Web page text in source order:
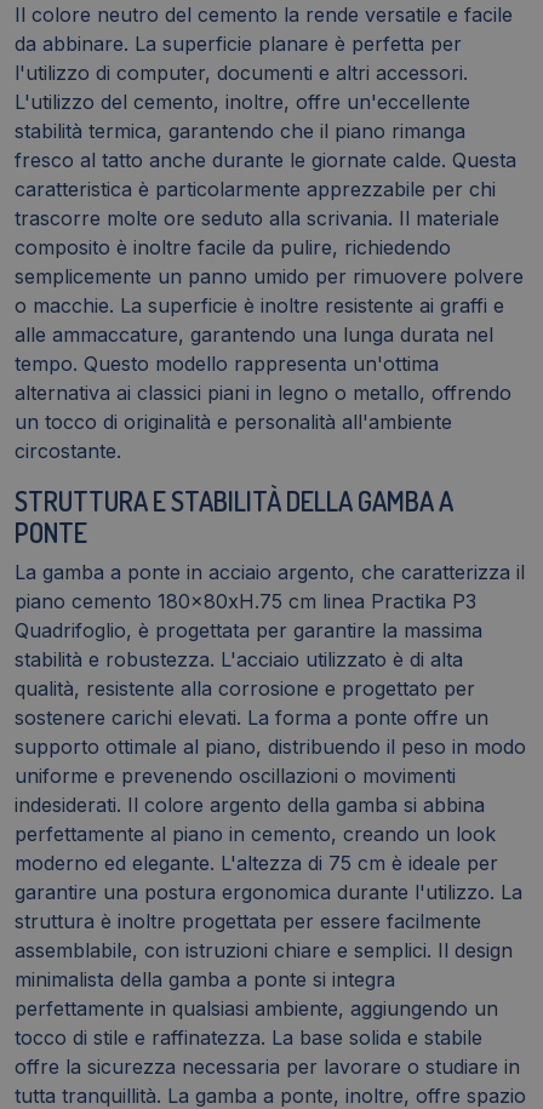
Il colore neutro del cemento la rende versatile e facile
da abbinare. La superficie planare è perfetta per
l'utilizzo di computer, documenti e altri accessori.
L'utilizzo del cemento, inoltre, offre un'eccellente
stabilità termica, garantendo che il piano rimanga
fresco al tatto anche durante le giornate calde. Questa
caratteristica è particolarmente apprezzabile per chi
trascorre molte ore seduto alla scrivania. Il materiale
composito è inoltre facile da pulire, richiedendo
semplicemente un panno umido per rimuovere polvere
o macchie. La superficie è inoltre resistente ai graffi e
alle ammaccature, garantendo una lunga durata nel
tempo. Questo modello rappresenta un'ottima
alternativa ai classici piani in legno o metallo, offrendo
un tocco di originalità e personalità all'ambiente
circostante.
STRUTTURA E STABILITÀ DELLA GAMBA A
PONTE
La gamba a ponte in acciaio argento, che caratterizza il
piano cemento 180x80xH.75 cm linea Practika P3
Quadrifoglio, è progettata per garantire la massima
stabilità e robustezza. L'acciaio utilizzato è di alta
qualità, resistente alla corrosione e progettato per
sostenere carichi elevati. La forma a ponte offre un
supporto ottimale al piano, distribuendo il peso in modo
uniforme e prevenendo oscillazioni o movimenti
indesiderati. Il colore argento della gamba si abbina
perfettamente al piano in cemento, creando un look
moderno ed elegante. L'altezza di 75 cm è ideale per
garantire una postura ergonomica durante l'utilizzo. La
struttura è inoltre progettata per essere facilmente
assemblabile, con istruzioni chiare e semplici. Il design
minimalista della gamba a ponte si integra
perfettamente in qualsiasi ambiente, aggiungendo un
tocco di stile e raffinatezza. La base solida e stabile
offre la sicurezza necessaria per lavorare o studiare in
tutta tranquillità. La gamba a ponte, inoltre, offre spazio